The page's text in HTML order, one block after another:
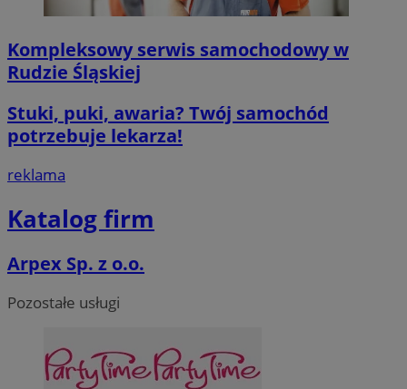
Kompleksowy serwis samochodowy w
Rudzie Śląskiej
Stuki, puki, awaria? Twój samochód
potrzebuje lekarza!
reklama
Katalog firm
Arpex Sp. z o.o.
Pozostałe usługi